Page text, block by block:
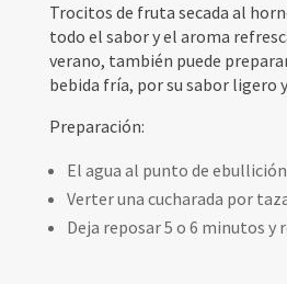
Trocitos de fruta secada al
todo el sabor y el aroma
verano, también puede
bebida fría, por su sabor ligero
Preparación:
El agua al punto de
Verter una cucharada por
Deja reposar 5 o 6 minutos y